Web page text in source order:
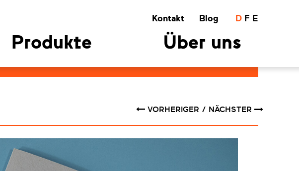
Kontakt Blog D F E
Produkte Über uns
VORHERIGER NÄCHSTER